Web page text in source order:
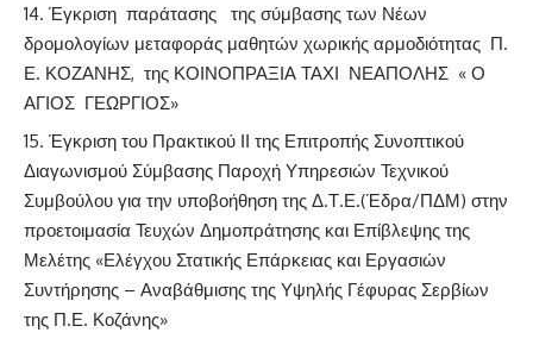
Έγκριση παράτασης της σύμβασης των Νέων
δρομολογίων μεταφοράς μαθητών χωρικής αρμοδιότητας Π.
Ε. ΚΟΖΑΝΗΣ, της ΚΟΙΝΟΠΡΑΞΙΑ ΤΑΧΙ ΝΕΑΠΟΛΗΣ « Ο
ΑΓΙΟΣ ΓΕΩΡΓΙΟΣ»
Έγκριση του Πρακτικού ΙΙ της Επιτροπής Συνοπτικού
Διαγωνισμού Σύμβασης Παροχή Υπηρεσιών Τεχνικού
Συμβούλου για την υποβοήθηση της Δ.Τ.Ε.(Έδρα/ΠΔΜ) στην
προετοιμασία Τευχών Δημοπράτησης και Επίβλεψης της
Μελέτης «Ελέγχου Στατικής Επάρκειας και Εργασιών
Συντήρησης – Αναβάθμισης της Υψηλής Γέφυρας Σερβίων
της Π.Ε. Κοζάνης»